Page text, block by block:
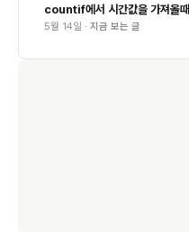
countif에서 시간값을 가져올때
5월 14일 · 지금 보는 글